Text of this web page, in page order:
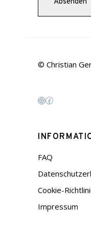
© Christian
Instagram
Facebook
FAQ
Cookie-
Impressum